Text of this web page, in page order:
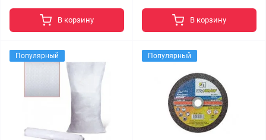
В корзину В корзину
Популярный Популярный